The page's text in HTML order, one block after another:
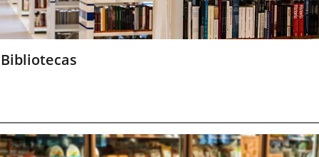
Bibliotecas